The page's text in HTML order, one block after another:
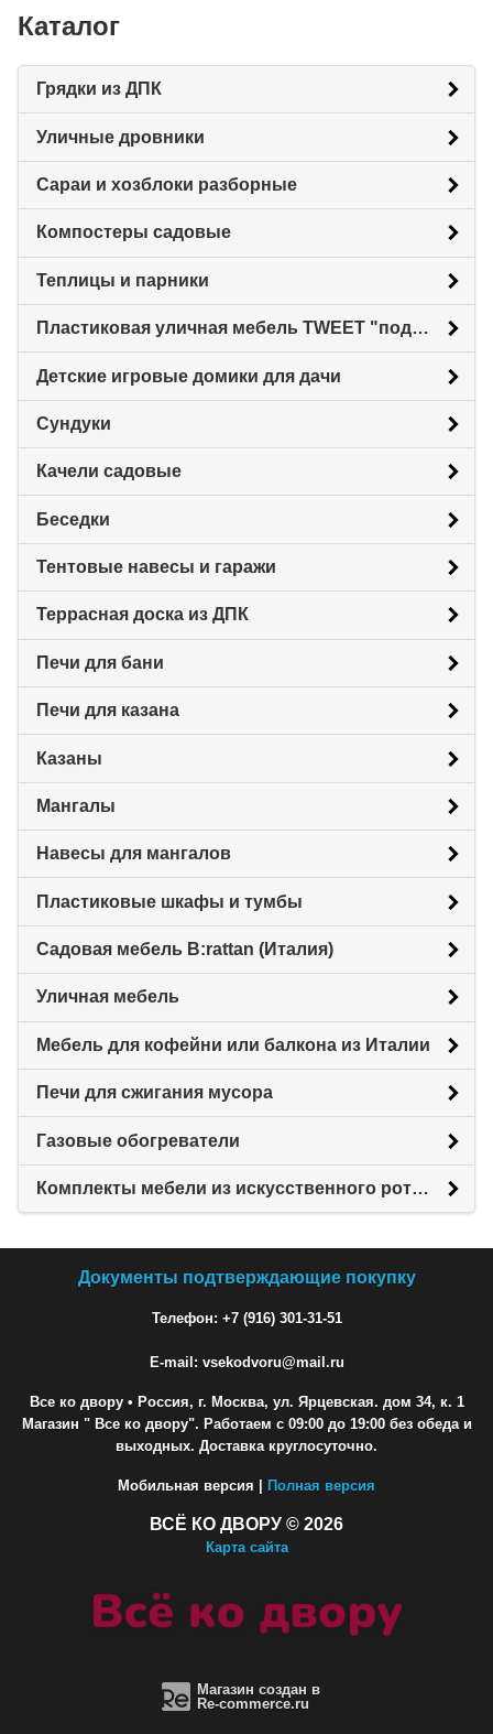
Каталог
Грядки из ДПК
Уличные дровники
Сараи и хозблоки разборные
Компостеры садовые
Теплицы и парники
Пластиковая уличная мебель TWEET "под ротанг"
Детские игровые домики для дачи
Сундуки
Качели садовые
Беседки
Тентовые навесы и гаражи
Террасная доска из ДПК
Печи для бани
Печи для казана
Казаны
Мангалы
Навесы для мангалов
Пластиковые шкафы и тумбы
Садовая мебель B:rattan (Италия)
Уличная мебель
Мебель для кофейни или балкона из Италии
Печи для сжигания мусора
Газовые обогреватели
Комплекты мебели из искусственного ротанга
Документы подтверждающие покупку
Телефон: +7 (916) 301-31-51
E-mail: vsekodvoru@mail.ru
Все ко двору• Россия, г. Москва, ул. Ярцевская. дом 34, к. 1
Магазин " Все ко двору". Работаем с 09:00 до 19:00 без обеда и
выходных. Доставка круглосуточно.
Мобильная версия | Полная версия
ВСЁ КО ДВОРУ © 2026
Карта сайта
Магазин создан в
Re-commerce.ru